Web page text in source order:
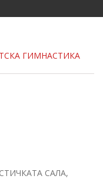
ГИМНАСТИКА
САЛА,